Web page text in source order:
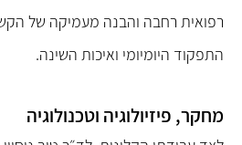
רפואית רחבה והבנה מעמיקה של
התפקוד היומיומי ואיכות השינה.
מחקר, פיזיולוגיה וטכנולוגיה